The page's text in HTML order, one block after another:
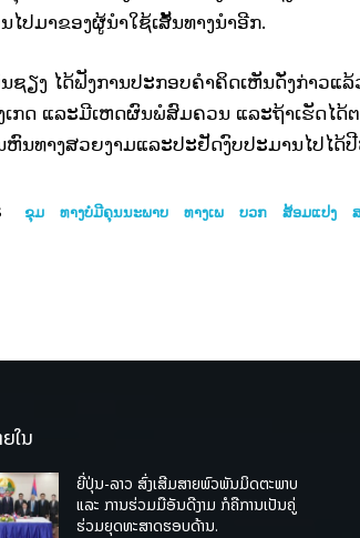
ໄປມາຂອງຜູ້ນຳໃຊ້ເສັ້ນທາງນຳອີກ.
ຊຽງ ໄດ້ຟັງການປະກອບຄຳຄິດເຫັນດັ່ງກ່າວແ
ເກດ ແລະມີເຫດຜົນພໍສົມຄວນ ແລະຖ້າເຮັດໄ
ນທາງສວຍງາມແລະປະຢັດງົບປະມານໄປໄດ້
ຂຸມ ທາງບໍ່ມີຄຸນນະພາບ ທາງເພ ບວກ ສ້ອມແປງ
ໃນ
ຍີ່ປຸ່ນ-ລາວ ສົ່ງເສີມສາຍພົວພັນມິດຕະພາບ
ແລະ ການຮ່ວມມືອັນດີງາມ ກໍຄືການເປັນຄູ່
ຮ່ວມຍຸດທະສາດຮອບດ້ານ.